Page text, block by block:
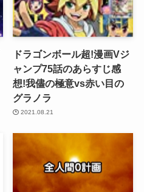
ドラゴンボール超!漫画Vジ
ャンプ75話のあらすじ感
想!我儘の極意vs赤い目の
グラノラ
2021.08.21